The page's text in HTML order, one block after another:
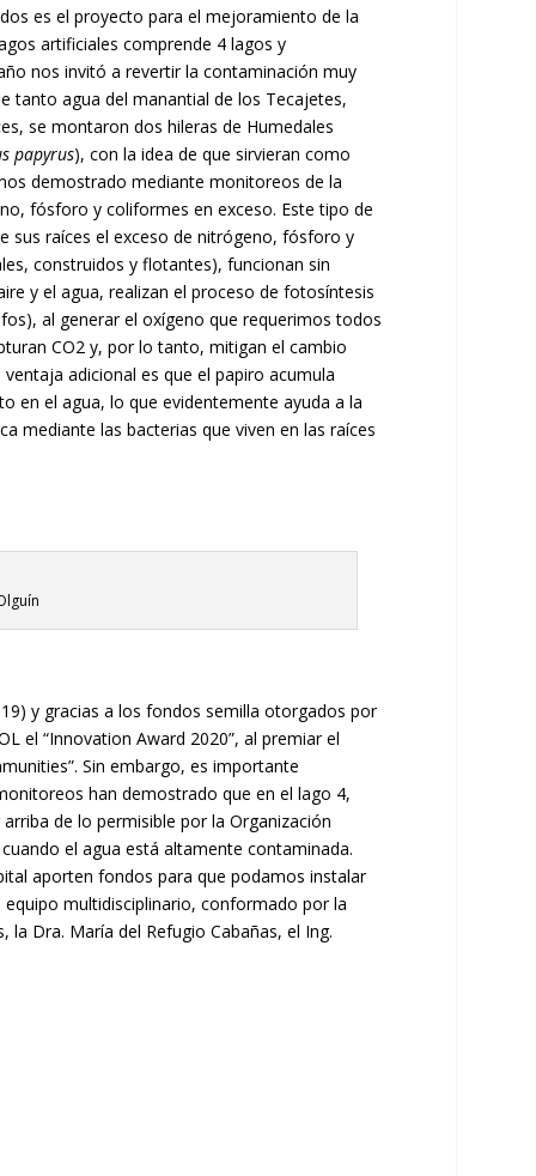
es el proyecto para el mejoramiento de la
artificiales comprende 4 lagos y
nos invitó a revertir la contaminación muy
tanto agua del manantial de los Tecajetes,
se montaron dos hileras de Humedales
papyrus), con la idea de que sirvieran como
demostrado mediante monitoreos de la
fósforo y coliformes en exceso. Este tipo de
sus raíces el exceso de nitrógeno, fósforo y
construidos y flotantes), funcionan sin
y el agua, realizan el proceso de fotosíntesis
al generar el oxígeno que requerimos todos
CO2 y, por lo tanto, mitigan el cambio
adicional es que el papiro acumula
en el agua, lo que evidentemente ayuda a la
mediante las bacterias que viven en las raíces
y gracias a los fondos semilla otorgados por
el “Innovation Award 2020”, al premiar el
Sin embargo, es importante
han demostrado que en el lago 4,
de lo permisible por la Organización
el agua está altamente contaminada.
aporten fondos para que podamos instalar
multidisciplinario, conformado por la
la Dra. María del Refugio Cabañas, el Ing.